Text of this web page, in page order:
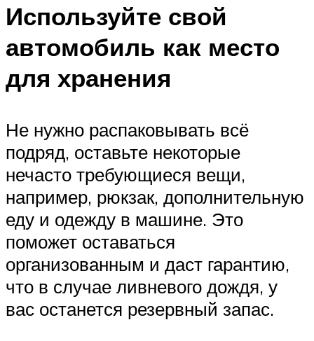
Используйте свой
автомобиль как место
для хранения
Не нужно распаковывать всё
подряд, оставьте некоторые
нечасто требующиеся вещи,
например, рюкзак, дополнительную
еду и одежду в машине. Это
поможет оставаться
организованным и даст гарантию,
что в случае ливневого дождя, у
вас останется резервный запас.